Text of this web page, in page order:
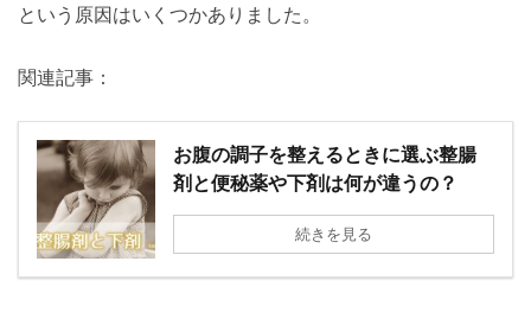
という原因はいくつかありました。
関連記事：
お腹の調子を整えるときに選ぶ整腸
剤と便秘薬や下剤は何が違うの？
続きを見る